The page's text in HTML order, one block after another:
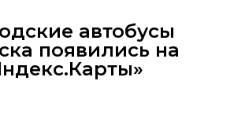
автобусы
появились на